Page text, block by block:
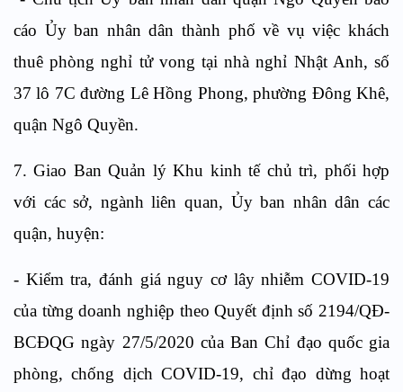
cáo Ủy ban nhân dân thành phố về vụ việc khách
thuê phòng nghỉ tử vong tại nhà nghỉ Nhật Anh, số
37 lô 7C đường Lê Hồng Phong, phường Đông Khê,
quận Ngô Quyền.
7. Giao Ban Quản lý Khu kinh tế chủ trì, phối hợp
với các sở, ngành liên quan, Ủy ban nhân dân các
quận, huyện:
- Kiểm tra, đánh giá nguy cơ lây nhiễm COVID-19
của từng doanh nghiệp theo Quyết định số 2194/QĐ-
BCĐQG ngày 27/5/2020 của Ban Chỉ đạo quốc gia
phòng, chống dịch COVID-19, chỉ đạo dừng hoạt